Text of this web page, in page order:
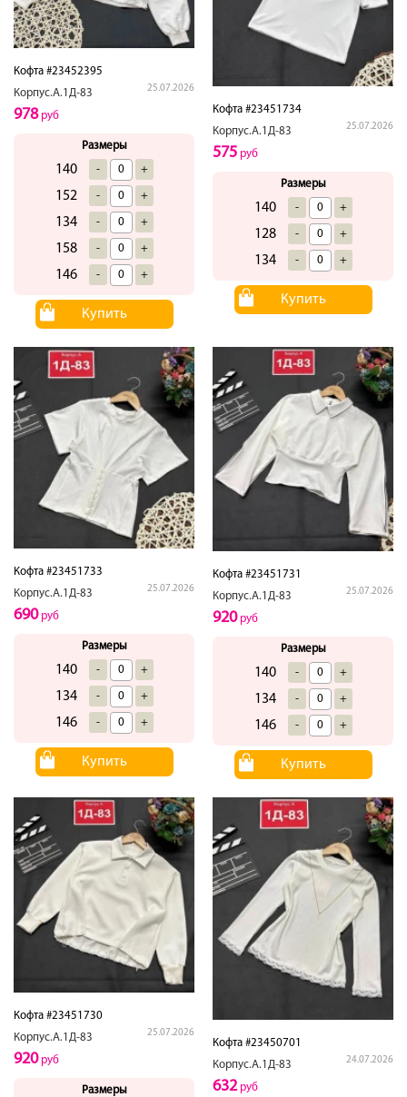
Кофта #23452395
Корпус.А.1Д-83
25.07.2026
978руб
Размеры
140 - +
152 - +
134 - +
158 - +
146 - +
Купить
Кофта #23451734
Корпус.А.1Д-83
25.07.2026
575 руб
Размеры
140 - +
128 - +
134 - +
Купить
Кофта #23451733
Корпус.А.1Д-83
25.07.2026
690руб
Размеры
140 - +
134 - +
146 - +
Купить
Кофта #23451731
Корпус.А.1Д-83
25.07.2026
920руб
Размеры
140 - +
134 - +
146 - +
Купить
Кофта #23451730
Корпус.А.1Д-83
25.07.2026
920руб
Размеры
Кофта #23450701
Корпус.А.1Д-83
24.07.2026
632руб